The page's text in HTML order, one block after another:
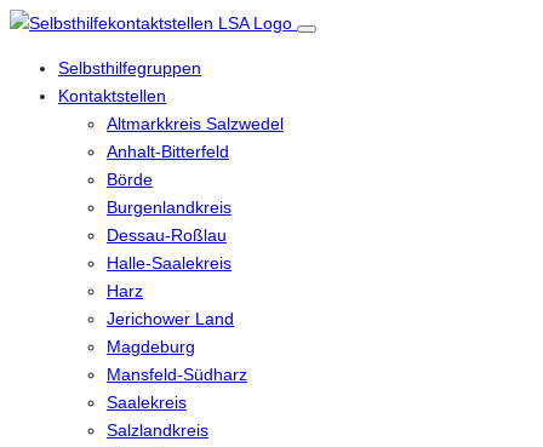
Selbsthilfegruppen
Kontaktstellen
Altmarkkreis Salzwedel
Anhalt-Bitterfeld
Börde
Burgenlandkreis
Dessau-Roßlau
Halle-Saalekreis
Harz
Jerichower Land
Magdeburg
Mansfeld-Südharz
Saalekreis
Salzlandkreis